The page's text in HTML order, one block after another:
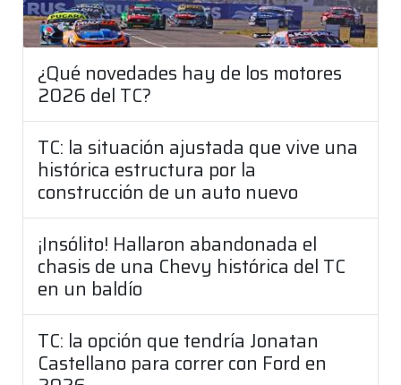
¿Qué novedades hay de los motores
2026 del TC?
TC: la situación ajustada que vive una
histórica estructura por la
construcción de un auto nuevo
¡Insólito! Hallaron abandonada el
chasis de una Chevy histórica del TC
en un baldío
TC: la opción que tendría Jonatan
Castellano para correr con Ford en